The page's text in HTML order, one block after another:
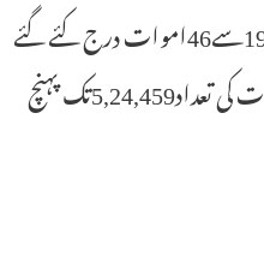
اسی وقت میں ملک کے اندر کویڈ19سے46اموات درج کئے گئے
ہیں جس کے بعد قومی سطح پر اموات کی تعداد5,24,459تک پہنچ